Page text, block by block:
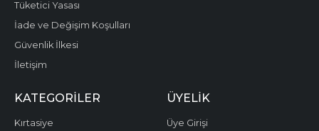
Tüketici Yasası
İade ve Değişim Koşulları
Güvenlik İlkesi
İletişim
KATEGORILER
Kırtasiye
ÜYELIK
Üye Girişi